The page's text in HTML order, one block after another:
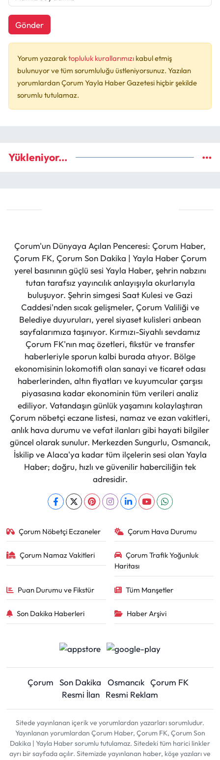
Gönder
Yorum yazaraktopluluk kurallarımızı kabul etmiş
bulunuyor ve tüm sorumluluğu üstleniyorsunuz. Yazılan
yorumlardan Çorum Yayla Haber Gazetesi hiçbir şekilde
sorumlu tutulamaz.
Yükleniyor...
Çorum'un Dünyaya Açılan Penceresi: Çorum Haber,
Çorum FK, Çorum Son Dakika | Yayla Haber Çorum
yerel basınının güçlü sesi Yayla Haber, şehrin nabzını
tutan tarafsız yayıncılık anlayışıyla okurlarıyla
buluşuyor. Şehrin simgesi Saat Kulesi ve Gazi
Caddesi'nden sıcak gelişmeler, Çorum Valiliği ve
Belediye duyuruları, yerel siyaset kulisleri anbean
sayfalarımıza taşınıyor. Kırmızı-Siyahlı sevdamız
Çorum FK'nın maç özetleri, fikstür ve transfer
haberleriyle sporun kalbi burada atıyor. Bölge
ekonomisinin lokomotifi olan sanayi ve ticaret odası
haberlerinden, altın fiyatları ve kuyumcular çarşısı
piyasasına kadar ekonominin tüm verileri analiz
ediliyor. Vatandaşın günlük yaşamını kolaylaştıran
Çorum nöbetçi eczane listesi, namaz ve ezan vakitleri,
anlık hava durumu ve vefat ilanları gibi hayati bilgiler
güncel olarak sunulur. Merkezden Sungurlu, Osmancık,
İskilip ve Alaca'ya kadar tüm ilçelerin sesi olan Yayla
Haber; doğru, hızlı ve güvenilir haberciliğin tek
adresidir.
Çorum Nöbetçi Eczaneler Çorum Hava Durumu
Çorum Namaz Vakitleri
Çorum Trafik Yoğunluk
Haritası
Puan Durumu ve Fikstür Tüm Manşetler
Son Dakika Haberleri Haber Arşivi
Çorum Son Dakika Osmancık Çorum FK
Resmi İlan
Resmi Reklam
Sitede yayınlanan içerik ve yorumlardan yazarları sorumludur.
Yayınlanan yorumlardan Çorum Haber, Çorum FK, Çorum Son
Dakika | Yayla Haber sorumlu tutulamaz. Sitedeki tüm harici linkler
ayrı bir sayfada açılır. Sitemizde yayınlanan haber, köşe yazıları ve